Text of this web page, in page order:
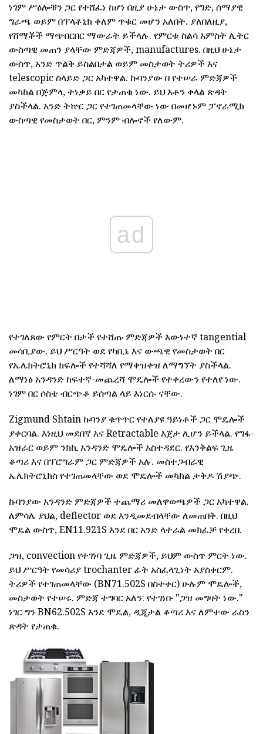
ነገም ሥዕሎቹን ጋር የተሸፈነ ከሆነ በዚያ ሁኔታ ውስጥ, የግድ, ሰማያዊ
ግራጫ ወይም በፕላቶኒክ ቀለም ጥቁር መሆን አለበት. ያለበለዚያ,
የሸማቾች ማጭበርበር ማውራት ይችላሉ. የምርቱ ስልሳ አምስት ሊትር
ውስጣዊ መጠን ያላቸው ምድጃዎች, manufactures. በዚህ ሁኔታ
ውስጥ, አንድ ጥልቅ ይስልበታል ወይም መስታወት ትሪዎች እና
telescopic ስላይድ ጋር አካተዋል. ኩባንያው በ የተሠራ ምድጃዎች
መካከል በጅምላ, ተነቃይ በር የታጠቁ ነው. ይህ እቶን ቀላል ጽዳት
ያስችላል. አንድ ትኵር ጋር የተገጠመላቸው ነው በመሆኑም ፓኖራሚክ
ውስጣዊ የመስታወት በር, ምንም ብሎኖች የለውም.
ad
የተገለጸው የምርት በታች የተሸጡ ምድጃዎች እውነተኛ tangential
መሳቢያው. ይህ ሥርዓት ወደ የካቢኔ እና ውጫዊ የመስታወት በር
የኤሌክትሮኒክ ክፍሎች የተሻሻለ የማቀዝቀዝ ለማግኘት ያስችላል.
ለማነፅ አንዳንድ ከፍተኛ-መጨረሻ ሞዴሎች የተቀረውን የተለየ ነው.
ነገም በር ሶስቴ ብርጭቆ ይሰጣል ላይ እነርሱ ናቸው.
Zigmund Shtain ኩባንያ ቁጥጥር የተለያዩ ዓይነቶች ጋር ሞዴሎች
ያቀርባል. እነዚህ መደበኛ እና Retractable እጀታ ሊሆን ይችላል. የግፋ-
አዝራር ወይም ንክኪ አንዳንድ ሞዴሎች አስተዳደር. የእንቅልፍ ጊዜ
ቆጣሪ እና በፕሮግራም ጋር ምድጃዎች አሉ. መስተጋብራዊ
ኤሌክትሮኒክስ የተገጠመላቸው ወደ ሞዴሎች መካከል ታቅዶ ሽያጭ.
ኩባንያው አንዳንድ ምድጃዎች ተጨማሪ መለዋወጫዎች ጋር አካተዋል.
ለምሳሌ ያህል, deflector ወደ እንዲመደብላቸው ለመጠበቅ. በዚህ
ሞዴል ውስጥ, EN11.921S እንደ በር አንድ ላተራል መክፈቻ የቀረበ.
ጋዝ, convection የተገነባ ጊዜ ምድጃዎች, ይህም ውስጥ ምርት ነው.
ይህ ሥርዓት የመሳሪያ trochanter ፊት አስፈላጊነት አያስቀርም.
ትሪዎች የተገጠመላቸው (BN71.502S በስተቀር) ሁሉም ሞዴሎች,
መስታወት የተሠሩ. ምድጃ ተግባር አለን: የተገነቡ "ጋዝ መግዛት ነው."
ነገር ግን BN62.502S እንደ ሞዴል, ዲጂታል ቆጣሪ እና ለምተው ራስን
ጽዳት የታጠቁ.